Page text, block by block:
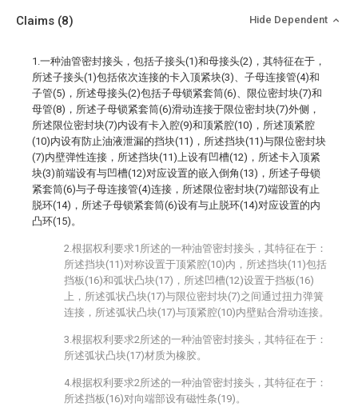
Claims (8) Hide Dependent
1.一种油管密封接头，包括子接头(1)和母接头(2)，其特征在于，
所述子接头(1)包括依次连接的卡入顶紧块(3)、子母连接管(4)和
子管(5)，所述母接头(2)包括子母锁紧套筒(6)、限位密封块(7)和
母管(8)，所述子母锁紧套筒(6)滑动连接于限位密封块(7)外侧，
所述限位密封块(7)内设有卡入腔(9)和顶紧腔(10)，所述顶紧腔
(10)内设有防止油液泄漏的挡块(11)，所述挡块(11)与限位密封块
(7)内壁弹性连接，所述挡块(11)上设有凹槽(12)，所述卡入顶紧
块(3)前端设有与凹槽(12)对应设置的嵌入倒角(13)，所述子母锁
紧套筒(6)与子母连接管(4)连接，所述限位密封块(7)端部设有止
脱环(14)，所述子母锁紧套筒(6)设有与止脱环(14)对应设置的内
凸环(15)。
2.根据权利要求1所述的一种油管密封接头，其特征在于：
所述挡块(11)对称设置于顶紧腔(10)内，所述挡块(11)包括
挡板(16)和弧状凸块(17)，所述凹槽(12)设置于挡板(16)
上，所述弧状凸块(17)与限位密封块(7)之间通过扭力弹簧
连接，所述弧状凸块(17)与顶紧腔(10)内壁贴合滑动连接。
3.根据权利要求2所述的一种油管密封接头，其特征在于：
所述弧状凸块(17)材质为橡胶。
4.根据权利要求2所述的一种油管密封接头，其特征在于：
所述挡板(16)对向端部设有磁性条(19)。